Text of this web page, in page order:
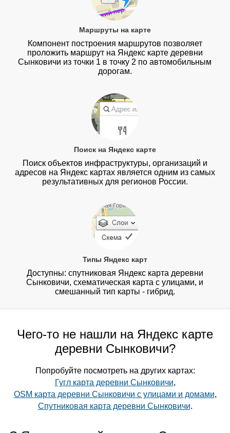
Маршруты на карте
Компонент построения маршрутов позволяет
проложить маршрут на Яндекс карте деревни
Сынковичи из точки 1 в точку 2 по автомобильным
дорогам.
Поиск на Яндекс карте
Поиск объектов инфраструктуры, организаций и
адресов на Яндекс картах является одним из самых
результативных для регионов России.
Типы Яндекс карт
Доступны: спутниковая Яндекс карта деревни
Сынковичи, схематическая карта с улицами, и
смешанный тип карты - гибрид.
Чего-то не нашли на Яндекс карте
деревни Сынковичи?
Попробуйте посмотреть на других картах:
Гугл карта деревни Сынковичи,
OSM карта деревни Сынковичи с улицами и домами,
Спутниковая карта деревни Сынковичи.